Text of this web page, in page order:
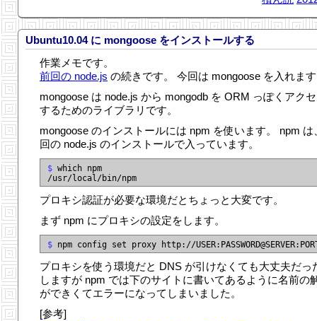
Ubuntu10.04 に mongoose をインストールする
作業メモです。
前回の node.js の続きです。 今回は mongoose を入れま
mongoose は node.js から mongodb を ORM っぽくアク
するためのライブラリです。
mongoose のインストールには npm を使います。 npm は
回の node.js のインストールで入っています。
$ which npm
プロキシ認証が必要な環境だとちょっと大変です。
まず npm にプロキシの設定をします。
$
プロキシを使う環境だと DNS が引けなくても大丈夫だっ
しますが npm では下のサイトに書いてあるように名前の
ができくてエラーになってしまいました。
[参考]